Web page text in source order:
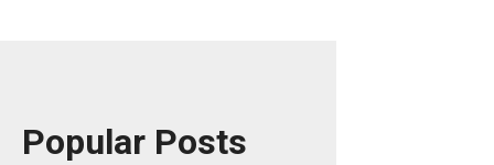
Popular Posts